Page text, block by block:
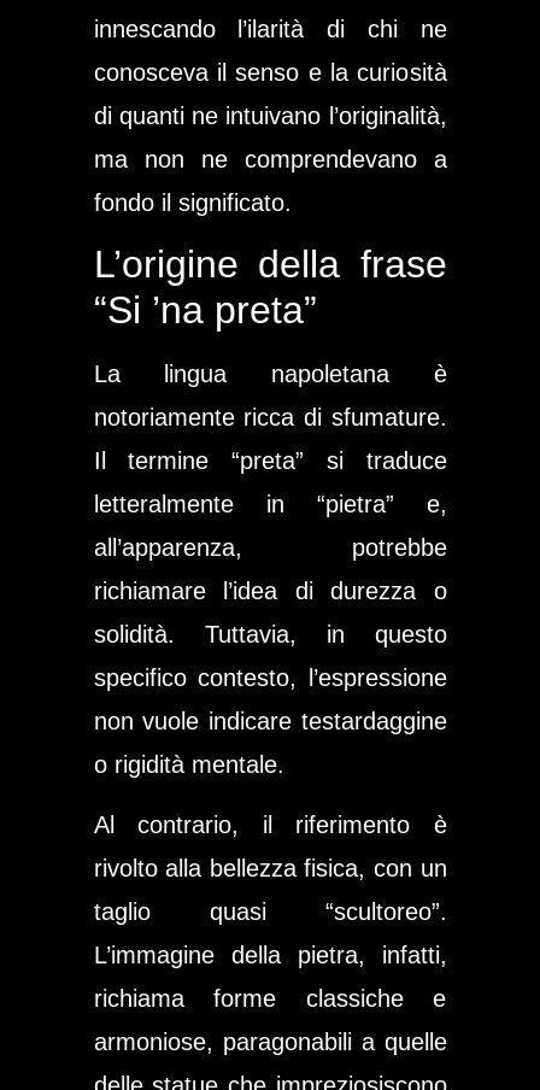
innescando l’ilarità di chi ne
conosceva il senso e la curiosità
di quanti ne intuivano l’originalità,
ma non ne comprendevano a
fondo il significato.
L’origine della frase
“Si ’na preta”
La lingua napoletana è
notoriamente ricca di sfumature.
Il termine “preta” si traduce
letteralmente in “pietra” e,
all’apparenza, potrebbe
richiamare l’idea di durezza o
solidità. Tuttavia, in questo
specifico contesto, l’espressione
non vuole indicare testardaggine
o rigidità mentale.
Al contrario, il riferimento è
rivolto alla bellezza fisica, con un
taglio quasi “scultoreo”.
L’immagine della pietra, infatti,
richiama forme classiche e
armoniose, paragonabili a quelle